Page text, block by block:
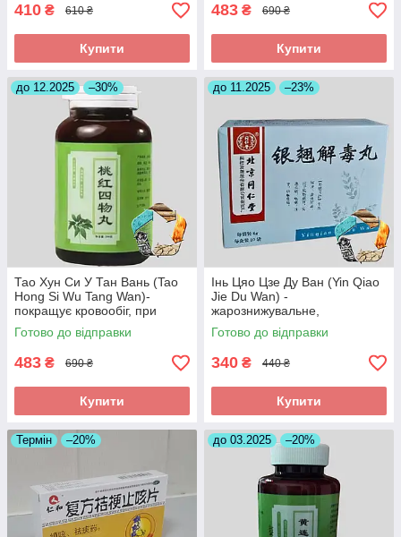
410 ₴ 610 ₴
Купити
483 ₴ 690 ₴
Купити
до 12.2025 –30%
Тао Хун Си У Тан Вань (Tao
Hong Si Wu Tang Wan)-
покращує кровообіг, при
інсульті, головних болях
Готово до відправки
483 ₴ 690 ₴
Купити
до 11.2025 –23%
Інь Цяо Цзе Ду Ван (Yin Qiao
Jie Du Wan) -
жарознижувальне,
протизапальне,антиалергічне
Готово до відправки
340 ₴ 440 ₴
Купити
Термін –20% до 03.2025 –20%